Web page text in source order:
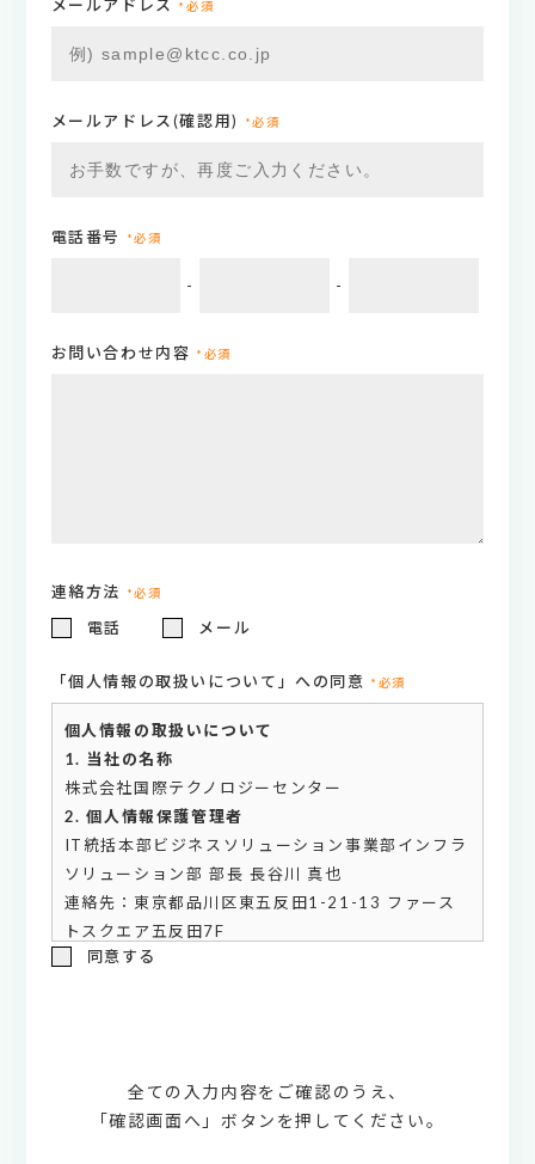
メールアドレス *必須
メールアドレス(確認用) *必須
電話番号 *必須
- -
お問い合わせ内容 *必須
連絡方法 *必須
電話 メール
「個人情報の取扱いについて」への同意 *必須
個人情報の取扱いについて
1. 当社の名称
株式会社国際テクノロジーセンター
2. 個人情報保護管理者
IT統括本部ビジネスソリューション事業部インフラ
ソリューション部 部長 長谷川 真也
連絡先：東京都品川区東五反田1-21-13 ファース
トスクエア五反田7F
TEL 03-5475-3614
ご本人の同意がある場合と法令に基づく場合以外に
個人情報の第三者提供はいたしません。
同意する
全ての入力内容をご確認のうえ、
「確認画面へ」ボタンを押してください。